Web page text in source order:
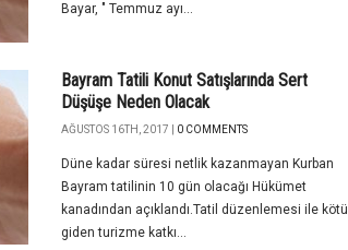
Bayar, " Temmuz ayı...
Bayram Tatili Konut Satışlarında Sert
Düşüşe Neden Olacak
AĞUSTOS 16TH, 2017 | 0 COMMENTS
Düne kadar süresi netlik kazanmayan Kurban
Bayram tatilinin 10 gün olacağı Hükümet
kanadından açıklandı.Tatil düzenlemesi ile kötü
giden turizme katkı...